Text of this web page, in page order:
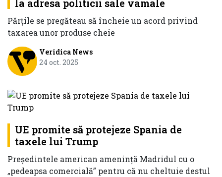
la adresa politicii sale vamale
Părţile se pregăteau să încheie un acord privind
taxarea unor produse cheie
Veridica News
24 oct. 2025
UE promite să protejeze Spania de
taxele lui Trump
Președintele american amenință Madridul cu o
„pedeapsa comercială” pentru că nu cheltuie destul